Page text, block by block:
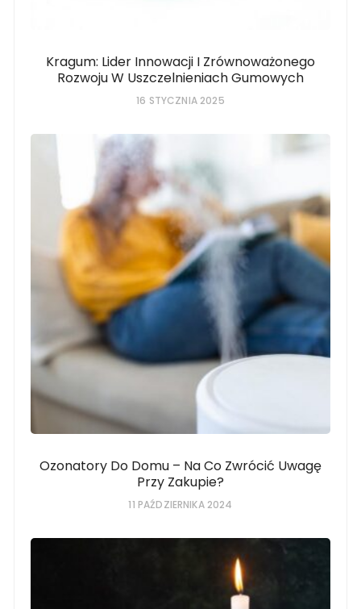
Kragum: Lider Innowacji I Zrównoważonego
Rozwoju W Uszczelnieniach Gumowych
16 STYCZNIA 2025
Ozonatory Do Domu – Na Co Zwrócić Uwagę
Przy Zakupie?
11 PAŹDZIERNIKA 2024